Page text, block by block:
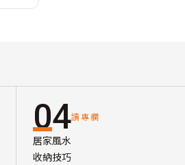
04讀專欄
居家風水
收納技巧